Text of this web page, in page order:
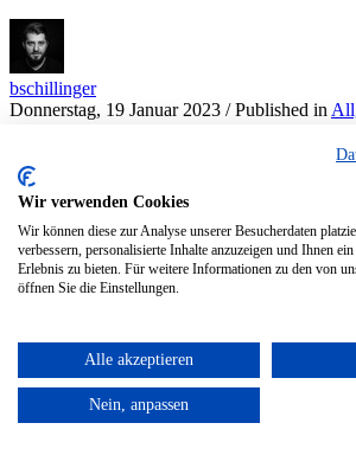
bschillinger
Donnerstag, 19 Januar 2023 / Published in
Am Freitag, den 20. Januar 2023
Uhr im
Schützenheim Frauenstetten die
Jahreshauptversammlung statt.
Wir verwenden Cookies
Wir können diese zur Analyse unserer Besucherdaten
verbessern, personalisierte Inhalte anzuzeigen und Ihnen
Erlebnis zu bieten. Für weitere Informationen zu den von
öffnen Sie die Einstellungen.
Alle akzeptieren
Nein, anpassen